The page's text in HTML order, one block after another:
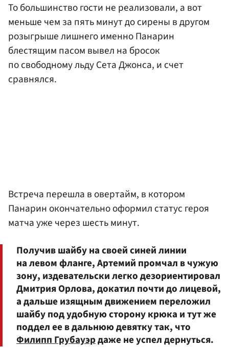
То большинство гости не реализовали, а вот
меньше чем за пять минут до сирены в другом
розыгрыше лишнего именно Панарин
блестящим пасом вывел на бросок
по свободному льду Сета Джонса, и счет
сравнялся.
Встреча перешла в овертайм, в котором
Панарин окончательно оформил статус героя
матча уже через шесть минут.
Получив шайбу на своей синей линии
на левом фланге, Артемий промчал в чужую
зону, издевательски легко дезориентировал
Дмитрия Орлова, докатил почти до лицевой,
а дальше изящным движением переложил
шайбу под удобную сторону крюка и тут же
поддел ее в дальнюю девятку так, что
Филипп Грубауэрдаже не успел дернуться.